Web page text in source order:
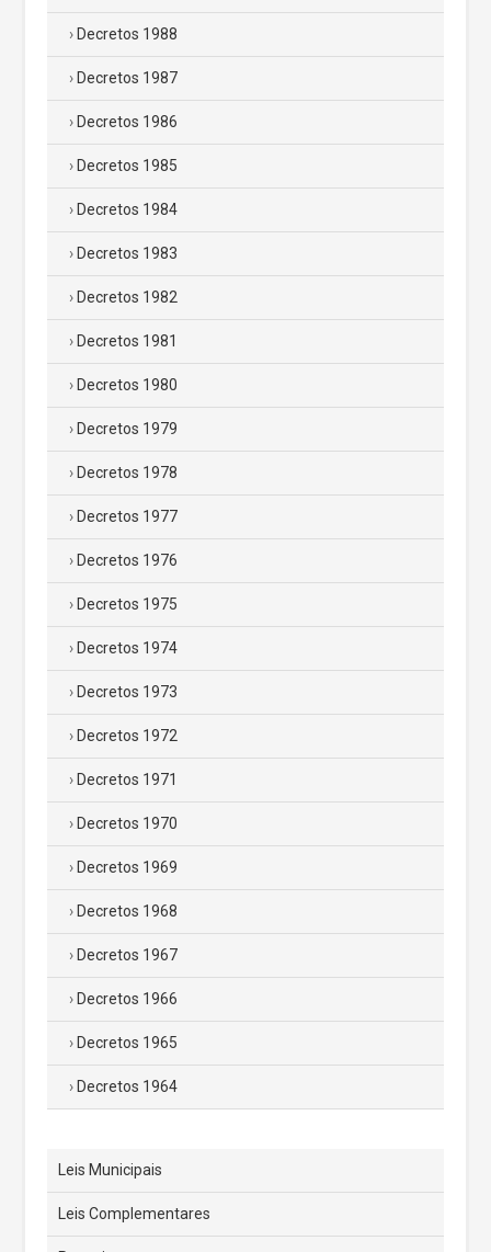
Decretos 1988
Decretos 1987
Decretos 1986
Decretos 1985
Decretos 1984
Decretos 1983
Decretos 1982
Decretos 1981
Decretos 1980
Decretos 1979
Decretos 1978
Decretos 1977
Decretos 1976
Decretos 1975
Decretos 1974
Decretos 1973
Decretos 1972
Decretos 1971
Decretos 1970
Decretos 1969
Decretos 1968
Decretos 1967
Decretos 1966
Decretos 1965
Decretos 1964
Leis Municipais
Leis Complementares